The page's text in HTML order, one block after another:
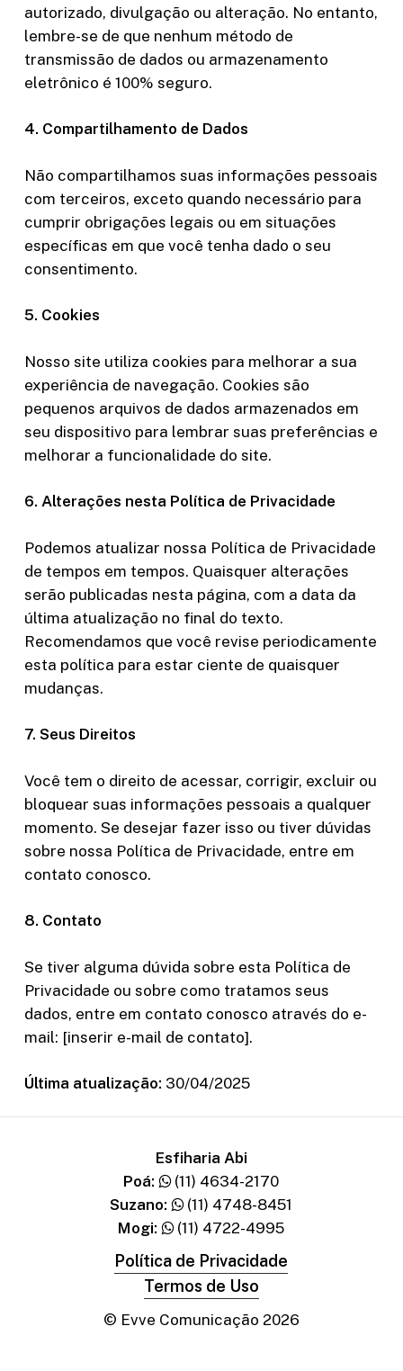
autorizado, divulgação ou alteração. No entanto,
lembre-se de que nenhum método de
transmissão de dados ou armazenamento
eletrônico é 100% seguro.
4. Compartilhamento de Dados
Não compartilhamos suas informações pessoais
com terceiros, exceto quando necessário para
cumprir obrigações legais ou em situações
específicas em que você tenha dado o seu
consentimento.
5. Cookies
Nosso site utiliza cookies para melhorar a sua
experiência de navegação. Cookies são
pequenos arquivos de dados armazenados em
seu dispositivo para lembrar suas preferências e
melhorar a funcionalidade do site.
6. Alterações nesta Política de Privacidade
Podemos atualizar nossa Política de Privacidade
de tempos em tempos. Quaisquer alterações
serão publicadas nesta página, com a data da
última atualização no final do texto.
Recomendamos que você revise periodicamente
esta política para estar ciente de quaisquer
mudanças.
7. Seus Direitos
Você tem o direito de acessar, corrigir, excluir ou
bloquear suas informações pessoais a qualquer
momento. Se desejar fazer isso ou tiver dúvidas
sobre nossa Política de Privacidade, entre em
contato conosco.
8. Contato
Se tiver alguma dúvida sobre esta Política de
Privacidade ou sobre como tratamos seus
dados, entre em contato conosco através do e-
mail: [inserir e-mail de contato].
Última atualização: 30/04/2025
Esfiharia Abi
Poá:
(11) 4634-2170
Suzano:
(11) 4748-8451
Mogi:
(11) 4722-4995
Política de Privacidade
Termos de Uso
© Evve Comunicação 2026